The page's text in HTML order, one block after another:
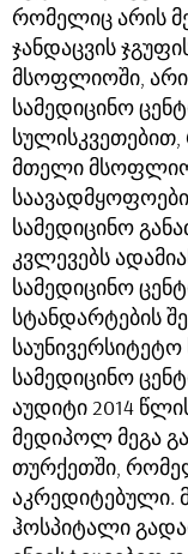
რომელიც არის
ჯანდაცვის
მსოფლიოში,
სამედიცინო
სულისკვეთებით,
მთელი
სამედიცინო
კვლევებს
სამედიცინო
სტანდარტების
სამედიცინო
აუდიტი 2014
მედიპოლ მეგა
თურქეთში,
აკრედიტებული.
ჰოსპიტალი